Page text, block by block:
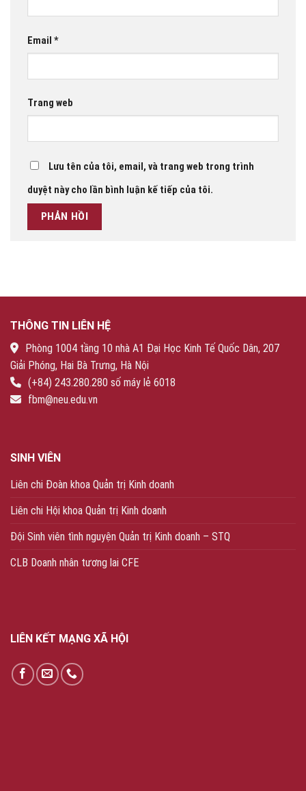
Email *
Trang web
Lưu tên của tôi, email, và trang web trong trình
duyệt này cho lần bình luận kế tiếp của tôi.
THÔNG TIN LIÊN HỆ
Phòng 1004 tầng 10 nhà A1 Đại Học Kinh Tế Quốc Dân, 207
Giải Phóng, Hai Bà Trưng, Hà Nội
(+84) 243.280.280 số máy lẻ 6018
fbm@neu.edu.vn
SINH VIÊN
Liên chi Đoàn khoa Quản trị Kinh doanh
Liên chi Hội khoa Quản trị Kinh doanh
Đội Sinh viên tình nguyện Quản trị Kinh doanh – STQ
CLB Doanh nhân tương lai CFE
LIÊN KẾT MẠNG XÃ HỘI